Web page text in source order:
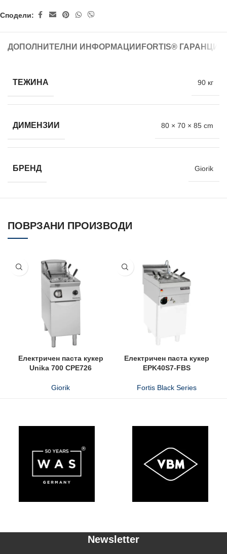
Сподели:
ДОПОЛНИТЕЛНИ ИНФОРМАЦИИ FORTIS®
ТЕЖИНА 90 кг
ДИМЕНЗИИ 80 × 70 × 85 cm
БРЕНД Giorik
ПОВРЗАНИ ПРОИЗВОДИ
Електричен паста кукер
Unika 700 CPE726
Giorik
Електричен паста кукер
EPK40S7-FBS
Fortis Black Series
Newsletter